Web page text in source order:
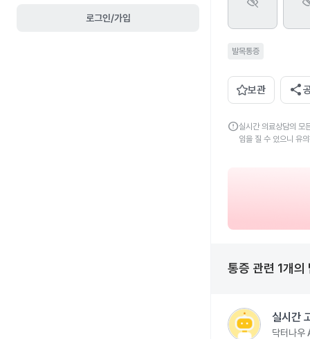
로그인/가입
발목통증
보관 share
error실시간 의료상담의 모
임을 질 수 있으니 유
통증 관련 1개의
실시간
닥터나우